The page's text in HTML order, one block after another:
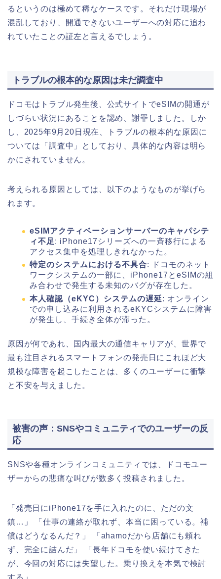
るというのは極めて稀なケースです。それだけ現場が
混乱しており、開通できないユーザーへの対応に追わ
れていたことの証左と言えるでしょう。
トラブルの根本的な原因は未だ調査中
ドコモはトラブル発生後、公式サイトでeSIMの開通が
しづらい状況にあることを認め、謝罪しました。しか
し、2025年9月20日現在、トラブルの根本的な原因に
ついては「調査中」としており、具体的な内容は明ら
かにされていません。
考えられる原因としては、以下のようなものが挙げら
れます。
eSIMアクティベーションサーバーのキャパシテ
ィ不足 : iPhone17シリーズへの一斉移行による
アクセス集中を処理しきれなかった。
特定のシステムにおける不具合: ドコモのネット
ワークシステムの一部に、iPhone17とeSIMの組
み合わせで発生する未知のバグが存在した。
本人確認（eKYC）システムの遅延: オンライン
での申し込みに利用されるeKYCシステムに障害
が発生し、手続き全体が滞った。
原因が何であれ、国内最大の通信キャリアが、世界で
最も注目されるスマートフォンの発売日にこれほど大
規模な障害を起こしたことは、多くのユーザーに衝撃
と不安を与えました。
被害の声：SNSやコミュニティでのユーザーの反
応
SNSや各種オンラインコミュニティでは、ドコモユー
ザーからの悲痛な叫びが数多く投稿されました。
「発売日にiPhone17を手に入れたのに、ただの文
鎮…」 「仕事の連絡が取れず、本当に困っている。補
償はどうなるんだ？」 「ahamoだから店舗にも頼れ
ず、完全に詰んだ」 「長年ドコモを使い続けてきた
が、今回の対応には失望した。乗り換えを本気で検討